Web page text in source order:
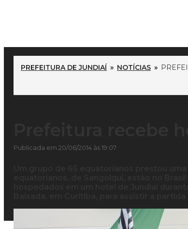
PREFEITURA DE JUNDIAÍ » NOTÍCIAS »
Publicada em 20/06/2014 às 19:07